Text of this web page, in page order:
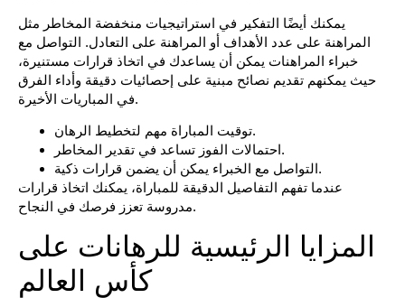
يمكنك أيضًا التفكير في استراتيجيات منخفضة المخاطر مثل
المراهنة على عدد الأهداف أو المراهنة على التعادل. التواصل مع
خبراء المراهنات يمكن أن يساعدك في اتخاذ قرارات مستنيرة،
حيث يمكنهم تقديم نصائح مبنية على إحصائيات دقيقة وأداء الفرق
في المباريات الأخيرة.
توقيت المباراة مهم لتخطيط الرهان.
احتمالات الفوز تساعد في تقدير المخاطر.
التواصل مع الخبراء يمكن أن يضمن قرارات ذكية.
عندما تفهم التفاصيل الدقيقة للمباراة، يمكنك اتخاذ قرارات
مدروسة تعزز فرصك في النجاح.
المزايا الرئيسية للرهانات على
كأس العالم